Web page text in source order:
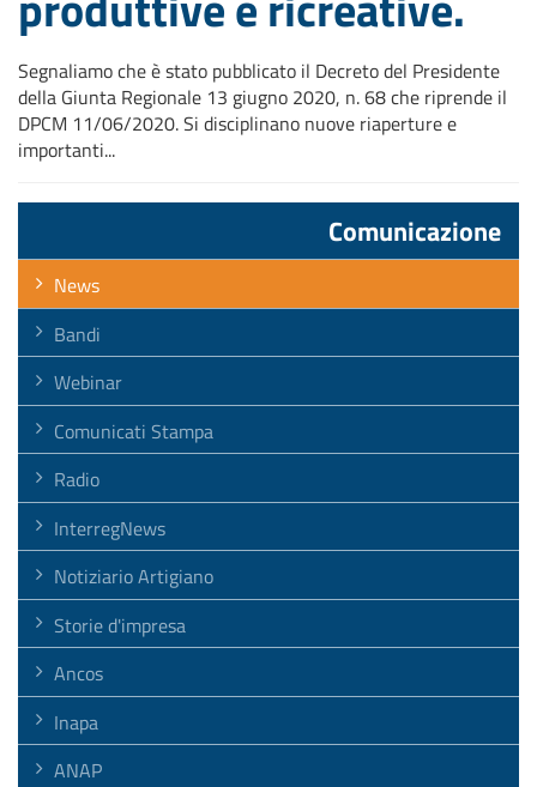
Segnaliamo che è stato pubblicato il Decreto del Presidente
della Giunta Regionale 13 giugno 2020, n. 68 che riprende il
DPCM 11/06/2020. Si disciplinano nuove riaperture e
importanti...
Comunicazione
News
Bandi
Webinar
Comunicati Stampa
Radio
InterregNews
Notiziario Artigiano
Storie d'impresa
Ancos
Inapa
ANAP